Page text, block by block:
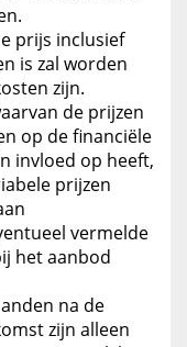
prijs inclusief
is zal worden
zijn.
de prijzen
op de financiële
invloed op heeft,
prijzen
vermelde
het aanbod
na de
zijn alleen